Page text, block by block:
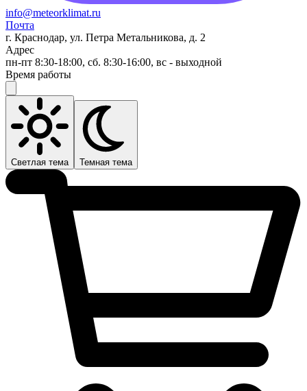
info@meteorklimat.ru
Почта
г. Краснодар, ул. Петра Метальникова, д. 2
Адрес
пн-пт 8:30-18:00, сб. 8:30-16:00, вс - выходной
Время работы
Светлая тема Темная тема